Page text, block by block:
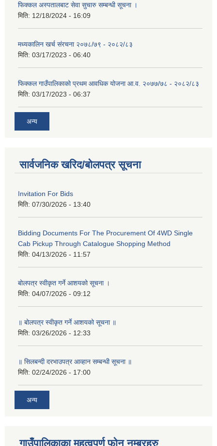
फिक्कल अस्पतालबाट सेवा सुचारु सम्बन्धी सूचना ।
मिति: 12/18/2024 - 16:09
मध्यकालिन खर्च संरचना २०७८/७९ - २०८२/८३
मिति: 03/17/2023 - 06:40
फिक्कल गाउँपालिकाको प्रथम आवधिक योजना आ.व. २०७७/७८ - २०८२/८३
मिति: 03/17/2023 - 06:37
अन्य
सार्वजनिक खरिद/बोलपत्र सूचना
Invitation For Bids
मिति: 07/30/2026 - 13:40
Bidding Documents For The Procurement Of 4WD Single
Cab Pickup Through Catalogue Shopping Method
मिति: 04/13/2026 - 11:57
बोलपत्र स्वीकृत गर्ने आशयको सूचना ।
मिति: 04/07/2026 - 09:12
॥ बोलपत्र स्वीकृत गर्ने आशयको सूचना ॥
मिति: 03/26/2026 - 12:33
॥ सिलबन्दी दरभाउपत्र आव्हान सम्बन्धी सूचना ॥
मिति: 02/24/2026 - 17:00
अन्य
गाउँपालिकाका महत्वपूर्ण फोन नम्बरहरु